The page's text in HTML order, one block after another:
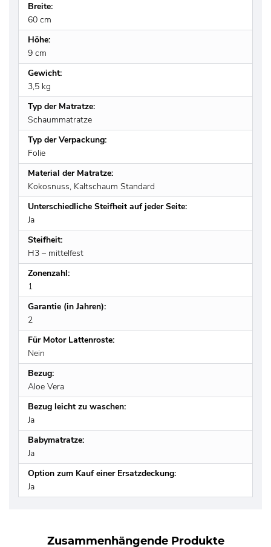
Breite:
60 cm
Höhe:
9 cm
Gewicht:
3,5 kg
Typ der Matratze:
Schaummatratze
Typ der Verpackung:
Folie
Material der Matratze:
Kokosnuss, Kaltschaum Standard
Unterschiedliche Steifheit auf jeder Seite:
Ja
Steifheit:
H3 – mittelfest
Zonenzahl:
1
Garantie (in Jahren):
2
Für Motor Lattenroste:
Nein
Bezug:
Aloe Vera
Bezug leicht zu waschen:
Ja
Babymatratze:
Ja
Option zum Kauf einer Ersatzdeckung:
Ja
Zusammenhängende Produkte